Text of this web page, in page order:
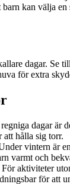
kan välja en
dagar. Se
för extra
dagar är
att hålla sig torr.
vintern är
varmt och
För aktiviteter
för att